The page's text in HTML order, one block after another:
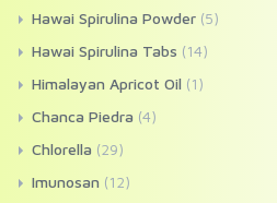
Hawai Spirulina Powder (5)
Hawai Spirulina Tabs (14)
Himalayan Apricot Oil (1)
Chanca Piedra (4)
Chlorella (29)
Imunosan (12)